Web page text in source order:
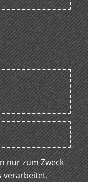
nur zum Zweck
verarbeitet.